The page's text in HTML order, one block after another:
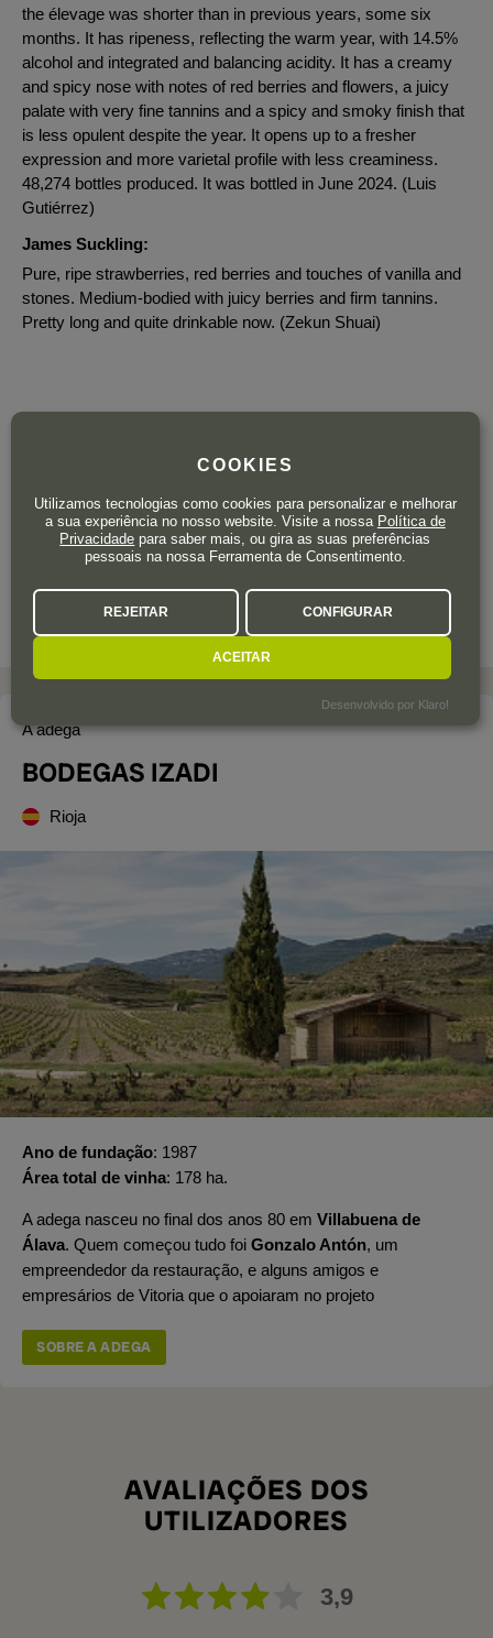
the élevage was shorter than in previous years, some six
months. It has ripeness, reflecting the warm year, with 14.5%
alcohol and integrated and balancing acidity. It has a creamy
and spicy nose with notes of red berries and flowers, a juicy
palate with very fine tannins and a spicy and smoky finish that
is less opulent despite the year. It opens up to a fresher
expression and more varietal profile with less creaminess.
48,274 bottles produced. It was bottled in June 2024. (Luis
Gutiérrez)
James Suckling:
Pure, ripe strawberries, red berries and touches of vanilla and
stones. Medium-bodied with juicy berries and firm tannins.
Pretty long and quite drinkable now. (Zekun Shuai)
8,90 € IVA incluído
Garrafa 75 cl.| 11,87 € / Litro
A adega
BODEGAS IZADI
Rioja
Ano de fundação 1987
Área total de vinha 178 ha.
A adega nasceu no final dos anos 80 em Villabuena de
Álava. Quem começou tudo foi Gonzalo Antón, um
empreendedor da restauração, e alguns amigos e
empresários de Vitoria que o apoiaram no projeto
SOBRE A ADEGA
AVALIAÇÕES DOS
UTILIZADORES
3,9
COOKIES
Utilizamos tecnologias como cookies para personalizar e melhorar
a sua experiência no nosso website. Visite a nossa Política de
Privacidade para saber mais, ou gira as suas preferências
pessoais na nossa Ferramenta de Consentimento.
REJEITAR CONFIGURAR
ACEITAR
Desenvolvido por Klaro!